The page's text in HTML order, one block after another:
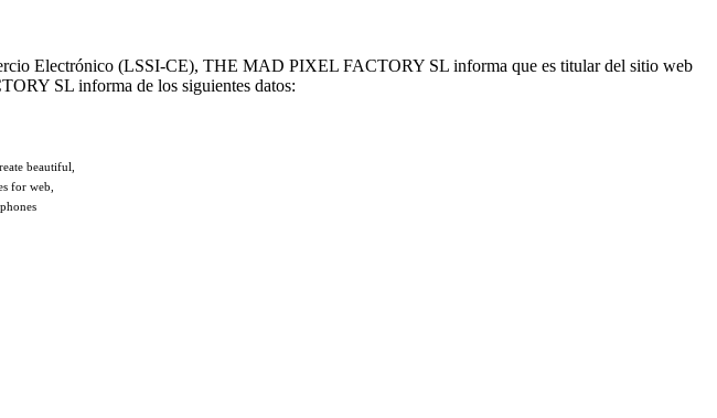
Electrónico (LSSI-CE), THE MAD PIXEL FACTORY SL informa que es titular del sitio web
SL informa de los siguientes datos:
beautiful,
for web,